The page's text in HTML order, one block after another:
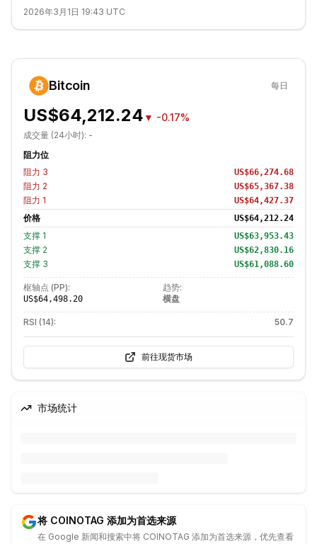
2026年3月1日 19:43 UTC
Bitcoin 每日
US$64,212.24 ▼ -0.17%
成交量 (24小时): -
阻力位
阻力 3 US$66,274.68
阻力 2 US$65,367.38
阻力 1 US$64,427.37
价格 US$64,212.24
支撑 1 US$63,953.43
支撑 2 US$62,830.16
支撑 3 US$61,088.60
枢轴点 (PP):
US$64,498.20
趋势:
横盘
RSI (14): 50.7
前往现货市场
市场统计
将 COINOTAG 添加为首选来源
在 Google 新闻和搜索中将 COINOTAG 添加为首选来源，优先查看